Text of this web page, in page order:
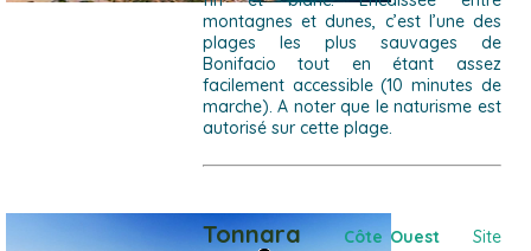
montagnes et dunes, c’est l’une des
plages les plus sauvages de
Bonifacio tout en étant assez
facilement accessible (10 minutes de
marche). A noter que le naturisme est
autorisé sur cette plage.
TonnaraCôte Ouest Site